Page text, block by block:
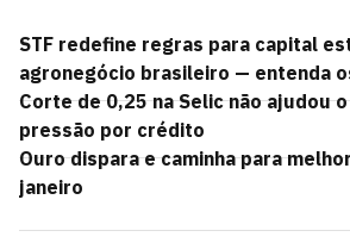
STF redefine regras para capital
agronegócio brasileiro — entenda
Corte de 0,25 na Selic não ajudou
pressão por crédito
Ouro dispara e caminha para
janeiro